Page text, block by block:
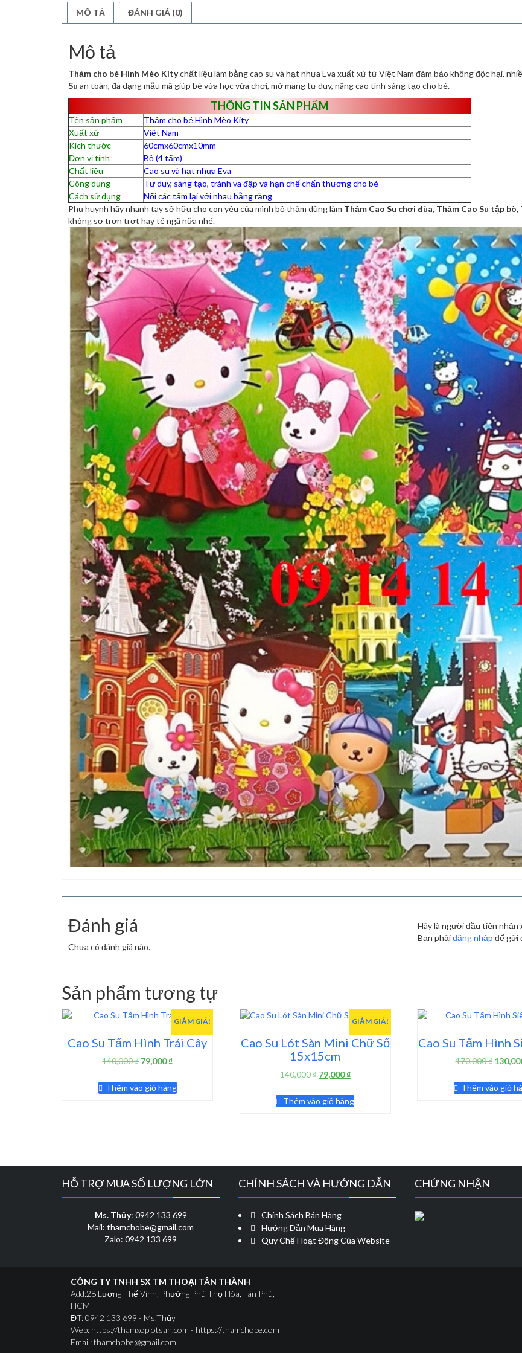
MÔ TẢ ĐÁNH GIÁ (0)
Mô tả
Thảm cho bé Hình Mèo Kitychất liệu làm bằng cao su và hạt nhựa Eva xuất xứ từ Việt Nam đảm bảo không độc hại,
Su an toàn, đa dạng mẫu mã giúp bé vừa học vừa chơi, mở mang tư duy, nâng cao tính sáng tạo cho bé.
THÔNG TIN SẢN PHẨM
Tên sản phẩm
Thảm cho bé Hình Mèo Kity
Xuất xứ
Việt Nam
Kích thước
60cmx60cmx10mm
Đơn vị tính
Bộ (4 tấm)
Chất liệu
Cao su và hạt nhựa Eva
Công dụng
Tư duy, sáng tạo, tránh va đập và hạn chế chấn thương cho bé
Cách sử dụng
Nối các tấm lại với nhau bằng răng
Phụ huynh hãy nhanh tay sở hữu cho con yêu của mình bộ thảm dùng làm Thảm Cao Su chơi đùa, Thảm Cao Su tập bò,
không sợ trơn trợt hay té ngã nữa nhé.
Đánh giá
Chưa có đánh giá nào.
Hãy là người đầu tiên nhận
Bạn phảiđăng nhập để gửi
Sản phẩm tương tự
GIẢM GIÁ!
Cao Su Tấm Hình Trái Cây
140,000₫ Giá
là:
140,000 ₫.
79,000₫Giá
tại
là:
Thêm vào giỏ hàng
GIẢM GIÁ!
Cao Su Lót Sàn Mini Chữ Số
15x15cm
140,000₫ Giá
là:
140,000 ₫.
79,000₫Giá
tại
là:
Thêm vào giỏ hàng
Cao Su Tấm Hình
170,000₫ Giá
là:
Thêm vào giỏ
HỖ TRỢ MUA SỐ LƯỢNG LỚN
Ms. Thủy: 0942 133 699
Mail: thamchobe@gmail.com
Zalo: 0942 133 699
CHÍNH SÁCH VÀ HƯỚNG DẪN
Chính Sách Bán Hàng
Hướng Dẫn Mua Hàng
Quy Chế Hoạt Động Của Website
CHỨNG NHẬN
CÔNG TY TNHH SX TM THOẠI TÂN THÀNH
Add:28 Lương Thế Vinh, Phường Phú Thọ Hòa, Tân Phú,
HCM
ĐT: 0942 133 699 - Ms.Thủy
Web: https://thamxoplotsan.com - https://thamchobe.com
Email: thamchobe@gmail.com